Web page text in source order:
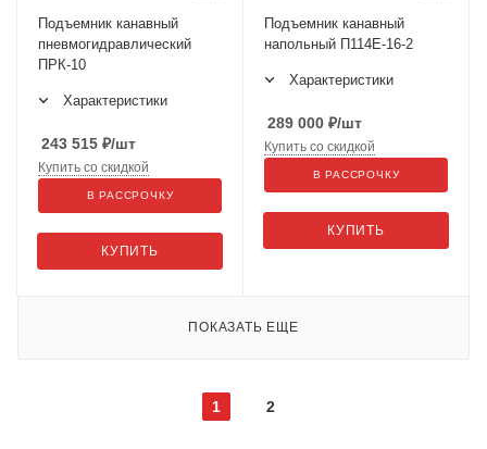
Подъемник канавный
пневмогидравлический
ПРК-10
Характеристики
243 515 ₽/шт
КУПИТЬ
Купить со скидкой
В РАССРОЧКУ
Подъемник канавный
напольный П114Е-16-2
Характеристики
289 000 ₽/шт
КУПИТЬ
Купить со скидкой
В РАССРОЧКУ
ПОКАЗАТЬ ЕЩЕ
1 2